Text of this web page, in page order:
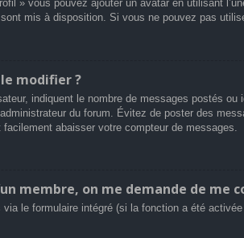
» vous pouvez ajouter un avatar en utilisant
mis à disposition. Si vous ne pouvez pas
modifier ?
indiquent le nombre de messages postés
du forum. Évitez de poster des
abaisser votre compteur de messages.
membre, on me demande de me
le formulaire intégré (si la fonction a été